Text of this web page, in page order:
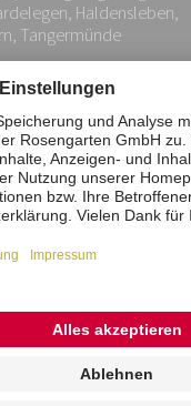
Haldensleben,
Tangermünde
Datenschutz
Zahlungsmittel
Vertrag
Tierbestattung